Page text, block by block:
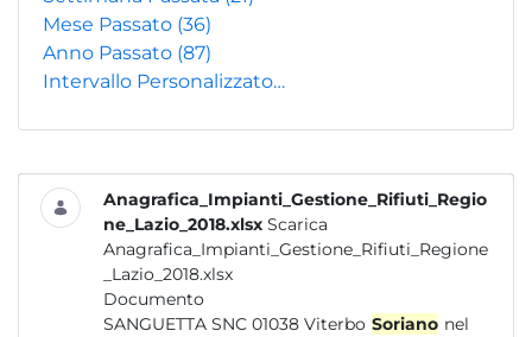
Mese Passato (36)
Anno Passato (87)
Intervallo Personalizzato…
Anagrafica_Impianti_Gestione_Rifiuti_Regio
ne_Lazio_2018.xlsx Scarica
Anagrafica_Impianti_Gestione_Rifiuti_Regione
_Lazio_2018.xlsx
Documento
SANGUETTA SNC 01038 Viterbo Soriano nel